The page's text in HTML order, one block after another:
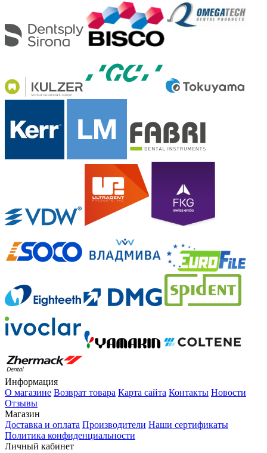
Информация
О магазине Возврат товара Карта сайта Контакты Новости
Отзывы
Магазин
Доставка и оплата Производители Наши сертификаты
Политика конфиденциальности
Личный кабинет